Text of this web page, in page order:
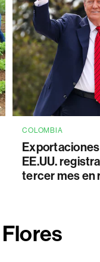
COLOMBIA
EE.UU.
tercer mes en